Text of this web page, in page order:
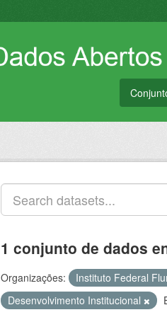
1 conjunto de dados
Organizações: Instituto Federal
Desenvolvimento Institucional